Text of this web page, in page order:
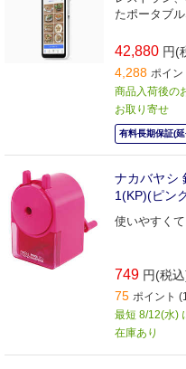
たポータブ
42,880 円(
4,288 ポイ
商品入荷後の
お取り寄せ
有料長期保証(
ナカバヤシ
1(KP)(ピン
使いやすく
749 円(税
75 ポイント
最短 8/12(水)
在庫あり